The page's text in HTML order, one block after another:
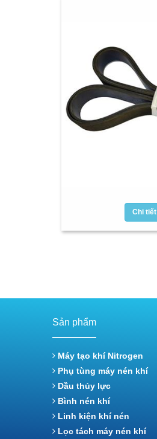
Chi tiết
Sản phẩm
Máy tạo khí Nitrogen
Phụ tùng máy nén khí
Dầu thủy lực
Bình nén khí
Linh kiện khí nén
Lọc tách máy nén khí